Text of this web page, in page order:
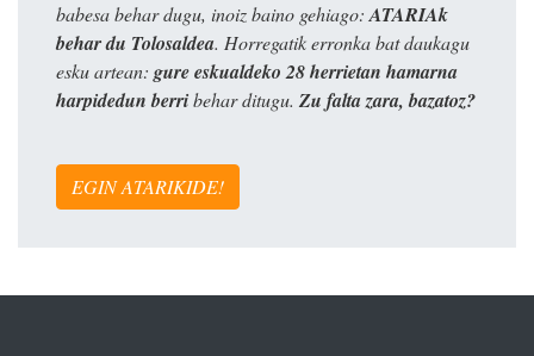
babesa behar dugu, inoiz baino gehiago:ATARIAk
behar du Tolosaldea. Horregatik erronka bat daukagu
esku artean: gure eskualdeko 28 herrietan hamarna
harpidedun berribehar ditugu. Zu falta zara, bazatoz?
EGIN ATARIKIDE!